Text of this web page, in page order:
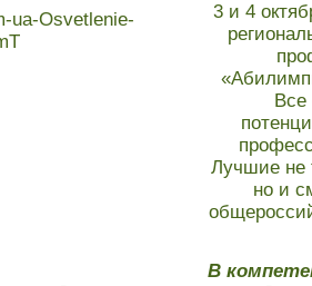
3 и 4
Все
Лучшие не
но и
В